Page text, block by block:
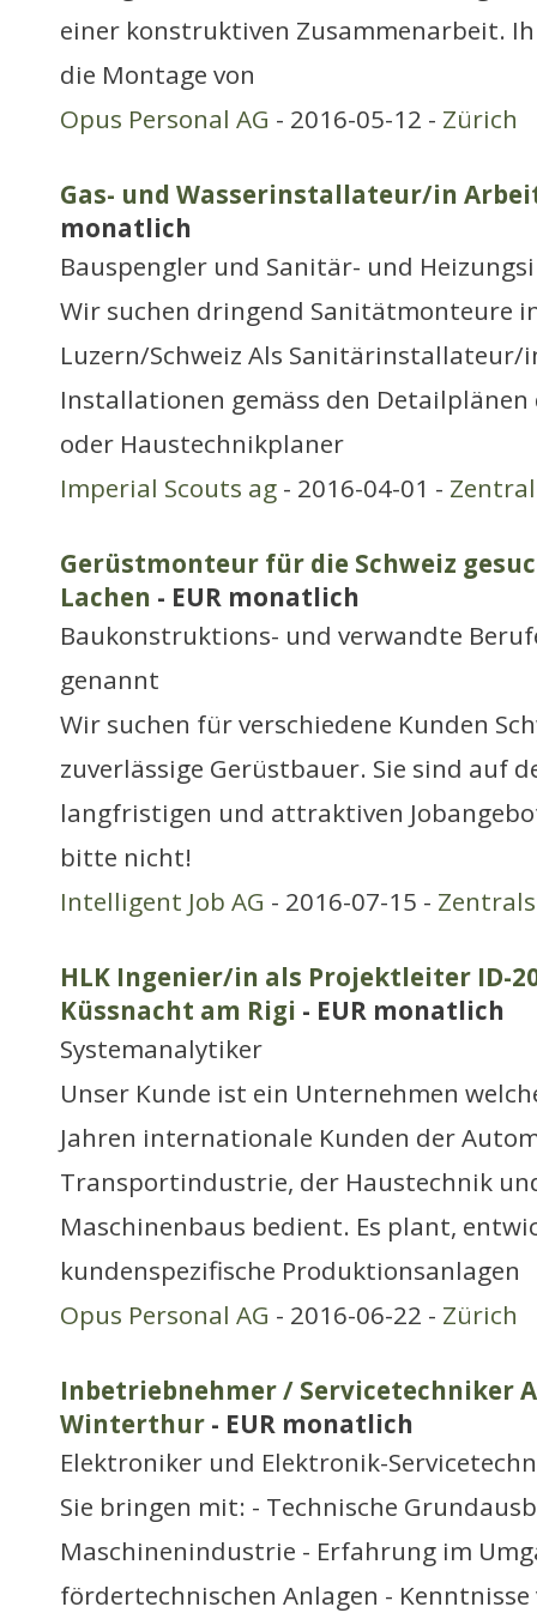
einer konstruktiven Zusammenarbeit.
die Montage von
Opus Personal AG - 2016-05-12 - Zürich
Gas- und Wasserinstallateur/in
monatlich
Bauspengler und Sanitär- und
Wir suchen dringend Sanitätmonteure
Luzern/Schweiz Als Sanitärinstallateur/
Installationen gemäss den
oder Haustechnikplaner
Imperial Scouts ag - 2016-04-01 -
Gerüstmonteur für die Schweiz
Lachen - EUR monatlich
Baukonstruktions- und verwandte
genannt
Wir suchen für verschiedene Kunden
zuverlässige Gerüstbauer. Sie sind auf
langfristigen und attraktiven
bitte nicht!
Intelligent Job AG - 2016-07-15 -
HLK Ingenier/in als Projektleiter ID-
Küssnacht am Rigi - EUR monatlich
Systemanalytiker
Unser Kunde ist ein Unternehmen
Jahren internationale Kunden der
Transportindustrie, der Haustechnik
Maschinenbaus bedient. Es plant,
kundenspezifische Produktionsanlagen
Opus Personal AG - 2016-06-22 - Zürich
Inbetriebnehmer / Servicetechniker
Winterthur - EUR monatlich
Elektroniker und Elektronik-
Sie bringen mit: - Technische
Maschinenindustrie - Erfahrung im
fördertechnischen Anlagen - Kenntnisse